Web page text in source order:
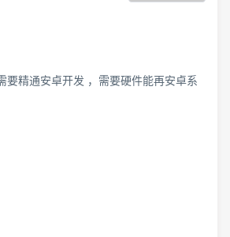
要精通安卓开发 ，需要硬件能再安卓系